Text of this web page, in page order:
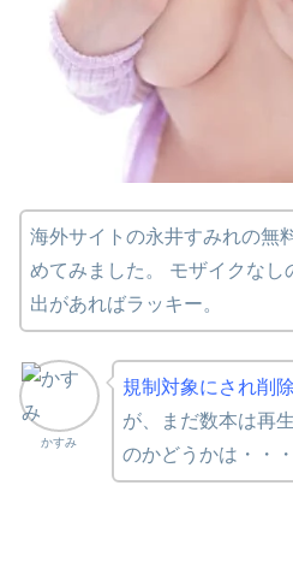
海外サイトの永井すみれの無
めてみました。 モザイクなし
出があればラッキー。
かすみ
規制対象にされ削
が、まだ数本は再
のかどうかは・・・